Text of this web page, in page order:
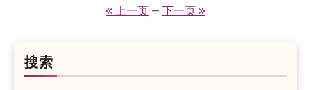
« 上一页 — 下一页 »
搜索